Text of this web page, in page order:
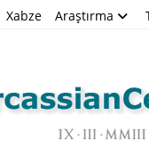
Xabze Araştırma